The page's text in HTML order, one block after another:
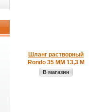
Шланг растворный
Rondo 35 ММ 13,3 М
В магазин